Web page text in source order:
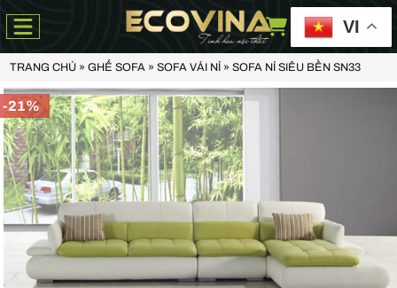
VI
TRANG CHỦ» GHẾ SOFA» SOFA VẢI NỈ » SOFA NỈ SIÊU BỀN SN33
-21%